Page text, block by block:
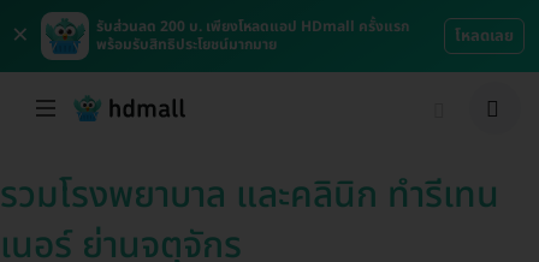
×
รับส่วนลด 200 บ. เพียงโหลดแอป HDmall ครั้งแรก
พร้อมรับสิทธิประโยชน์มากมาย
โหลดเลย
รวมโรงพยาบาล และคลินิก ทำรีเทน
เนอร์ ย่านจตุจักร